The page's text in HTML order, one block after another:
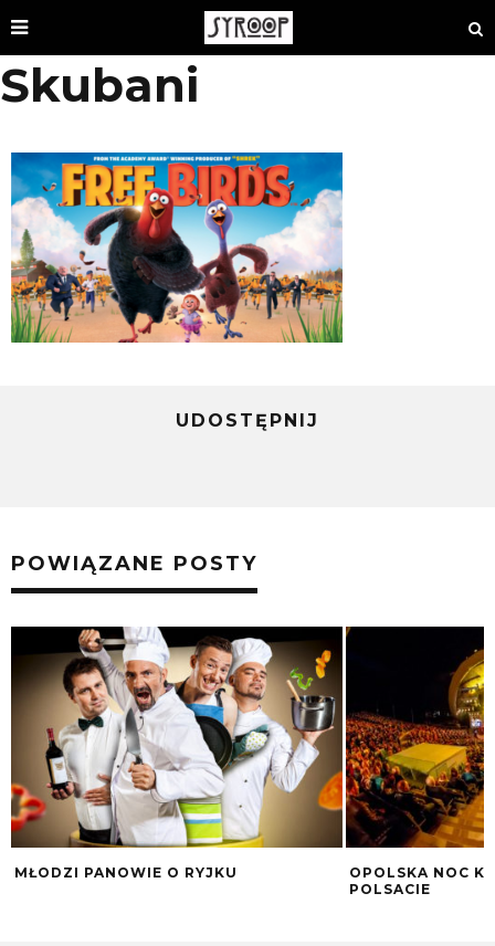
Skubani
UDOSTĘPNIJ
POWIĄZANE POSTY
MŁODZI PANOWIE O RYJKU
OPOLSKA NOC
POLSACIE